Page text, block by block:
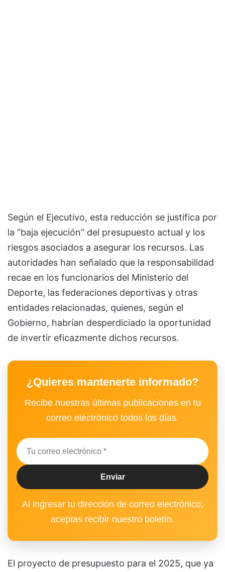
Según el Ejecutivo, esta reducción se justifica por
la “baja ejecución” del presupuesto actual y los
riesgos asociados a asegurar los recursos. Las
autoridades han señalado que la responsabilidad
recae en los funcionarios del Ministerio del
Deporte, las federaciones deportivas y otras
entidades relacionadas, quienes, según el
Gobierno, habrían desperdiciado la oportunidad
de invertir eficazmente dichos recursos.
¿Quieres mantenerte informado?
Recibe nuestras últimas publicaciones en tu
correo electrónico todos los días.
Al ingresar tu dirección de correo electrónico,
aceptas recibir nuestro boletín.
El proyecto de presupuesto para el 2025, que ya